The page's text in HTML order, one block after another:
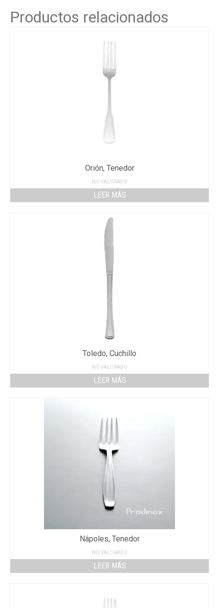
Productos relacionados
Orión, Tenedor
NO VALORADO
LEER MÁS
Toledo, Cuchillo
NO VALORADO
LEER MÁS
Nápoles, Tenedor
NO VALORADO
LEER MÁS